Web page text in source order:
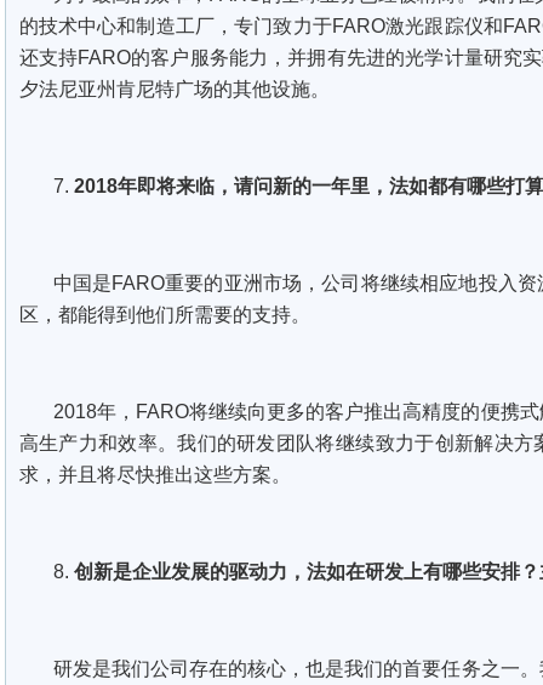
的技术中心和制造工厂，专门致力于FARO激光跟踪仪和
还支持FARO的客户服务能力，并拥有先进的光学计量研究
夕法尼亚州肯尼特广场的其他设施。
7. 2018年即将来临，请问新的一年里，法如都有哪些打
中国是FARO重要的亚洲市场，公司将继续相应地投入
区，都能得到他们所需要的支持。
2018年，FARO将继续向更多的客户推出高精度的便携
高生产力和效率。我们的研发团队将继续致力于创新解决
求，并且将尽快推出这些方案。
8. 创新是企业发展的驱动力，法如在研发上有哪些安排
研发是我们公司存在的核心，也是我们的首要任务之一